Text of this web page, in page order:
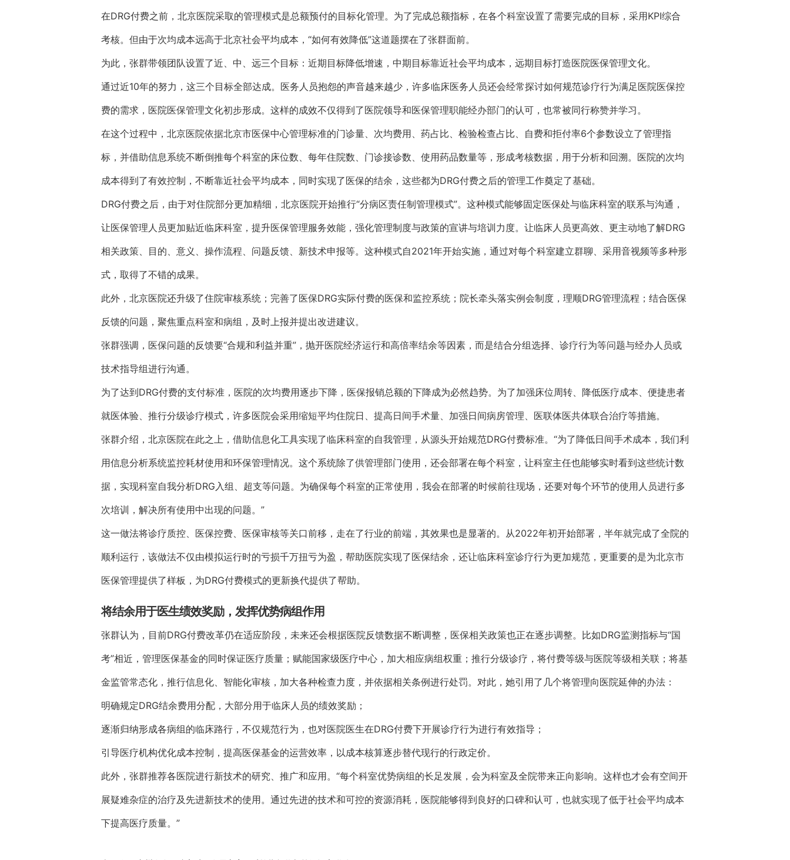
在DRG付费之前，北京医院采取的管理模式是总额预付的目标化管理。为了完成总额指标，在各个科室设置了需要完成的目标，采用KPI综合
考核。但由于次均成本远高于北京社会平均成本，“如何有效降低”这道题摆在了张群面前。
为此，张群带领团队设置了近、中、远三个目标：近期目标降低增速，中期目标靠近社会平均成本，远期目标打造医院医保管理文化。
通过近10年的努力，这三个目标全部达成。医务人员抱怨的声音越来越少，许多临床医务人员还会经常探讨如何规范诊疗行为满足医院医保控
费的需求，医院医保管理文化初步形成。这样的成效不仅得到了医院领导和医保管理职能经办部门的认可，也常被同行称赞并学习。
在这个过程中，北京医院依据北京市医保中心管理标准的门诊量、次均费用、药占比、检验检查占比、自费和拒付率6个参数设立了管理指
标，并借助信息系统不断倒推每个科室的床位数、每年住院数、门诊接诊数、使用药品数量等，形成考核数据，用于分析和回溯。医院的次均
成本得到了有效控制，不断靠近社会平均成本，同时实现了医保的结余，这些都为DRG付费之后的管理工作奠定了基础。
DRG付费之后，由于对住院部分更加精细，北京医院开始推行“分病区责任制管理模式”。这种模式能够固定医保处与临床科室的联系与沟通，
让医保管理人员更加贴近临床科室，提升医保管理服务效能，强化管理制度与政策的宣讲与培训力度。让临床人员更高效、更主动地了解DRG
相关政策、目的、意义、操作流程、问题反馈、新技术申报等。这种模式自2021年开始实施，通过对每个科室建立群聊、采用音视频等多种形
式，取得了不错的成果。
此外，北京医院还升级了住院审核系统；完善了医保DRG实际付费的医保和监控系统；院长牵头落实例会制度，理顺DRG管理流程；结合医保
反馈的问题，聚焦重点科室和病组，及时上报并提出改进建议。
张群强调，医保问题的反馈要“合规和利益并重”，抛开医院经济运行和高倍率结余等因素，而是结合分组选择、诊疗行为等问题与经办人员或
技术指导组进行沟通。
为了达到DRG付费的支付标准，医院的次均费用逐步下降，医保报销总额的下降成为必然趋势。为了加强床位周转、降低医疗成本、便捷患者
就医体验、推行分级诊疗模式，许多医院会采用缩短平均住院日、提高日间手术量、加强日间病房管理、医联体医共体联合治疗等措施。
张群介绍，北京医院在此之上，借助信息化工具实现了临床科室的自我管理，从源头开始规范DRG付费标准。“为了降低日间手术成本，我们利
用信息分析系统监控耗材使用和环保管理情况。这个系统除了供管理部门使用，还会部署在每个科室，让科室主任也能够实时看到这些统计数
据，实现科室自我分析DRG入组、超支等问题。为确保每个科室的正常使用，我会在部署的时候前往现场，还要对每个环节的使用人员进行多
次培训，解决所有使用中出现的问题。”
这一做法将诊疗质控、医保控费、医保审核等关口前移，走在了行业的前端，其效果也是显著的。从2022年初开始部署，半年就完成了全院的
顺利运行，该做法不仅由模拟运行时的亏损千万扭亏为盈，帮助医院实现了医保结余，还让临床科室诊疗行为更加规范，更重要的是为北京市
医保管理提供了样板，为DRG付费模式的更新换代提供了帮助。
将结余用于医生绩效奖励，发挥优势病组作用
张群认为，目前DRG付费改革仍在适应阶段，未来还会根据医院反馈数据不断调整，医保相关政策也正在逐步调整。比如DRG监测指标与“国
考”相近，管理医保基金的同时保证医疗质量；赋能国家级医疗中心，加大相应病组权重；推行分级诊疗，将付费等级与医院等级相关联；将基
金监管常态化，推行信息化、智能化审核，加大各种检查力度，并依据相关条例进行处罚。对此，她引用了几个将管理向医院延伸的办法：
明确规定DRG结余费用分配，大部分用于临床人员的绩效奖励；
逐渐归纳形成各病组的临床路行，不仅规范行为，也对医院医生在DRG付费下开展诊疗行为进行有效指导；
引导医疗机构优化成本控制，提高医保基金的运营效率，以成本核算逐步替代现行的行政定价。
此外，张群推荐各医院进行新技术的研究、推广和应用。“每个科室优势病组的长足发展，会为科室及全院带来正向影响。这样也才会有空间开
展疑难杂症的治疗及先进新技术的使用。通过先进的技术和可控的资源消耗，医院能够得到良好的口碑和认可，也就实现了低于社会平均成本
下提高医疗质量。”